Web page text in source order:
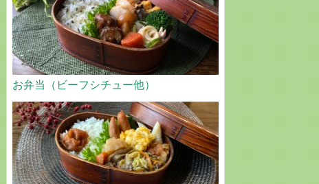
お弁当（ビーフシチュー他）